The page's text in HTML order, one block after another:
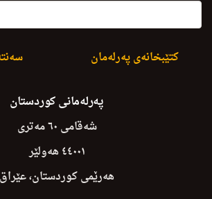
کتێبخانەی پەرلەمان
پەرلەمانی کوردستان
شەقامی ٦٠ مەتری
٤٤٠٠١ هەولێر
هەرێمی کوردستان، عێراق